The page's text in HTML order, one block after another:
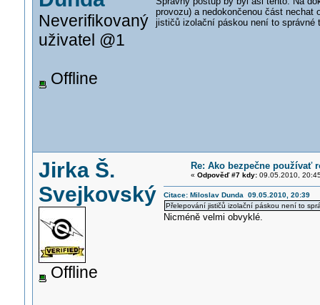
Neverifikovaný
uživatel @1
Offline
provozu) a nedokončenou část
jističů izolační páskou není to správné
Jirka Š.
Svejkovský
Offline
Re: Ako bezpečne používať
« Odpověď #7 kdy:09.05.2010,
Citace: Miloslav Dunda 09.05.2010, 20:39
Přelepování jističů izolační páskou není to
Nicméně velmi obvyklé.